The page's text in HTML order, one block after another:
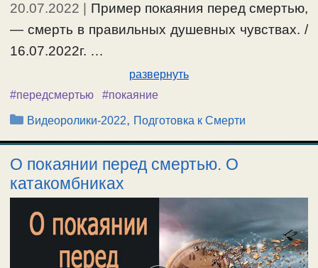
20.07.2022
Пример покаяния перед смертью,
— смерть в правильных душевных чувствах. /
16.07.2022г. …
развернуть
#передсмертью
#покаяние
Рубрики
Видеоролики-2022, Подготовка к Смерти
О покаянии перед смертью. О
катакомбниках